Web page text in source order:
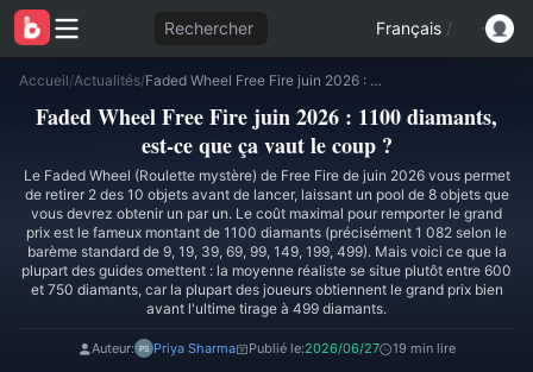
Rechercher Français /
Accueil/Actualités/ Faded Wheel Free Fire juin 2026 : 1100 diamants, est-ce que ça vaut le coup ?
Faded Wheel Free Fire juin 2026 : 1100 diamants,
est-ce que ça vaut le coup ?
Le Faded Wheel (Roulette mystère) de Free Fire de juin 2026 vous permet
de retirer 2 des 10 objets avant de lancer, laissant un pool de 8 objets que
vous devrez obtenir un par un. Le coût maximal pour remporter le grand
prix est le fameux montant de 1100 diamants (précisément 1 082 selon le
barème standard de 9, 19, 39, 69, 99, 149, 199, 499). Mais voici ce que la
plupart des guides omettent : la moyenne réaliste se situe plutôt entre 600
et 750 diamants, car la plupart des joueurs obtiennent le grand prix bien
avant l'ultime tirage à 499 diamants.
Auteur: Priya Sharma Publié le:2026/06/27 19 min lire